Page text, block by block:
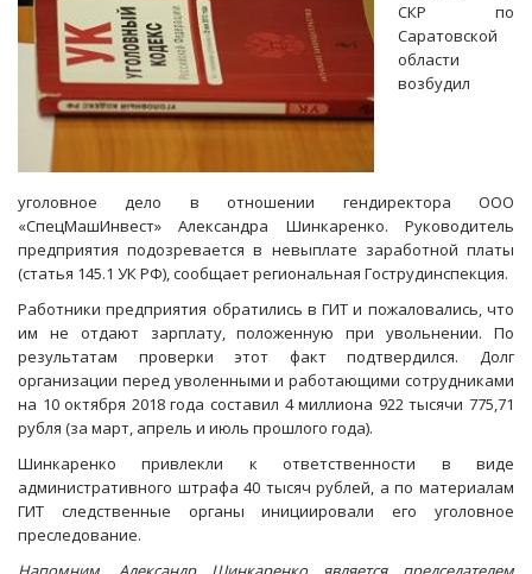
СКР по
Саратовской
области
возбудил
уголовное дело в отношении гендиректора ООО
«СпецМашИнвест» Александра Шинкаренко. Руководитель
предприятия подозревается в невыплате заработной платы
(статья 145.1 УК РФ), сообщает региональная Гострудинспекция.
Работники предприятия обратились в ГИТ и пожаловались, что
им не отдают зарплату, положенную при увольнении. По
результатам проверки этот факт подтвердился. Долг
организации перед уволенными и работающими сотрудниками
на 10 октября 2018 года составил 4 миллиона 922 тысячи 775,71
рубля (за март, апрель и июль прошлого года).
Шинкаренко привлекли к ответственности в виде
административного штрафа 40 тысяч рублей, а по материалам
ГИТ следственные органы инициировали его уголовное
преследование.